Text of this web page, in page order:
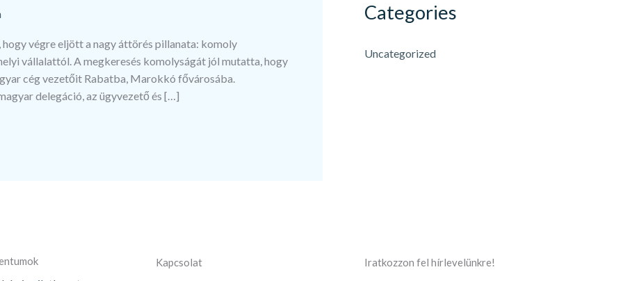
végre eljött a nagy áttörés pillanata: komoly
vállalattól. A megkeresés komolyságát jól mutatta, hogy
cég vezetőit Rabatba, Marokkó fővárosába.
delegáció, az ügyvezető és […]
Categories
Uncategorized
Kapcsolat Iratkozzon fel hírlevelünkre!